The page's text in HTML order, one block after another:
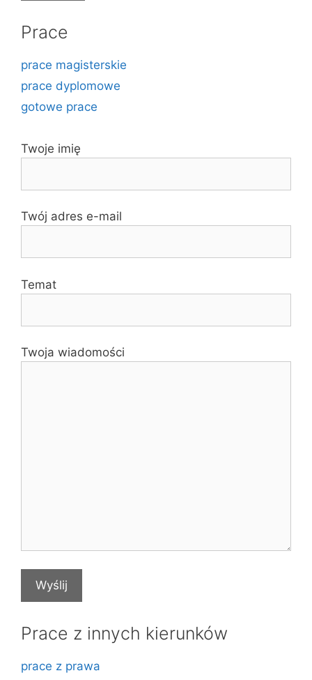
Prace
prace magisterskie
prace dyplomowe
gotowe prace
Twoje imię
Twój adres e-mail
Temat
Twoja wiadomości
Prace z innych kierunków
prace z prawa